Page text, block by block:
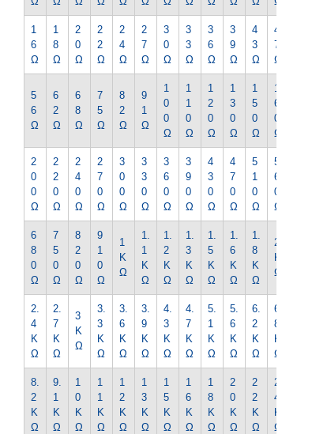
1
6
Ω
1
8
Ω
2
0
Ω
2
2
Ω
2
4
Ω
2
7
Ω
3
0
Ω
3
3
Ω
3
6
Ω
3
9
Ω
4
3
Ω
4
7
Ω
5
6
Ω
6
2
Ω
6
8
Ω
7
5
Ω
8
2
Ω
9
1
Ω
1
0
0
Ω
1
1
0
Ω
1
2
0
Ω
1
3
0
Ω
1
5
0
Ω
1
6
0
Ω
2
0
0
Ω
2
2
0
Ω
2
4
0
Ω
2
7
0
Ω
3
0
0
Ω
3
3
0
Ω
3
6
0
Ω
3
9
0
Ω
4
3
0
Ω
4
7
0
Ω
5
1
0
Ω
5
6
0
Ω
6
8
0
Ω
7
5
0
Ω
8
2
0
Ω
9
1
0
Ω
1
K
Ω
1.
1
K
Ω
1.
2
K
Ω
1.
3
K
Ω
1.
5
K
Ω
1.
6
K
Ω
1.
8
K
Ω
2
K
Ω
2.
4
K
Ω
2.
7
K
Ω
3
K
Ω
3.
3
K
Ω
3.
6
K
Ω
3.
9
K
Ω
4.
3
K
Ω
4.
7
K
Ω
5.
1
K
Ω
5.
6
K
Ω
6.
2
K
Ω
6.
8
K
Ω
8.
2
K
Ω
9.
1
K
Ω
1
0
K
Ω
1
1
K
Ω
1
2
K
Ω
1
3
K
Ω
1
5
K
Ω
1
6
K
Ω
1
8
K
Ω
2
0
K
Ω
2
2
K
Ω
2
4
K
Ω